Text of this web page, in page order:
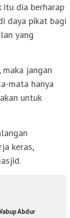
itu dia berharap
daya pikat bagi
yang
jangan
mata hanya
untuk
keras,
Abdur